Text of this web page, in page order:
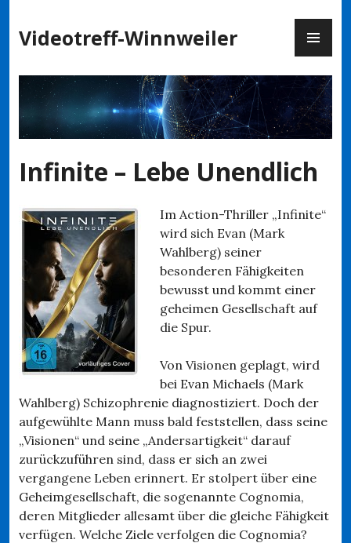
Inhalt
springen
Videotreff-Winnweiler
Infinite – Lebe Unendlich
Im Action-Thriller „Infinite“
wird sich Evan (Mark
Wahlberg) seiner
besonderen Fähigkeiten
bewusst und kommt einer
geheimen Gesellschaft auf
die Spur.
Von Visionen geplagt, wird
bei Evan Michaels (Mark
Wahlberg) Schizophrenie diagnostiziert. Doch der
aufgewühlte Mann muss bald feststellen, dass seine
„Visionen“ und seine „Andersartigkeit“ darauf
zurückzuführen sind, dass er sich an zwei
vergangene Leben erinnert. Er stolpert über eine
Geheimgesellschaft, die sogenannte Cognomia,
deren Mitglieder allesamt über die gleiche Fähigkeit
verfügen. Welche Ziele verfolgen die Cognomia?